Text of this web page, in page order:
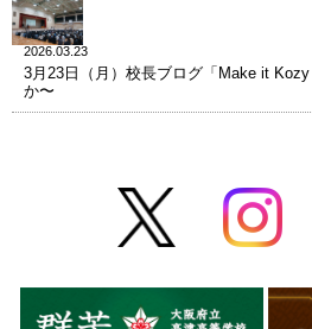
2026.03.23
3月23日（月）校長ブログ「Make it
か〜